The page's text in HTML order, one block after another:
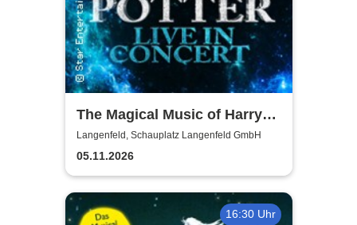
The Magical Music of Harry
Potter - Live in Concert
Langenfeld, Schauplatz Langenfeld GmbH
05.11.2026
16:30 Uhr